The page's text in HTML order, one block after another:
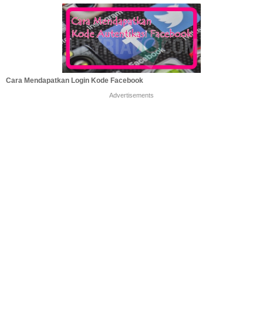
Cara Mendapatkan Login Kode Facebook
Advertisements